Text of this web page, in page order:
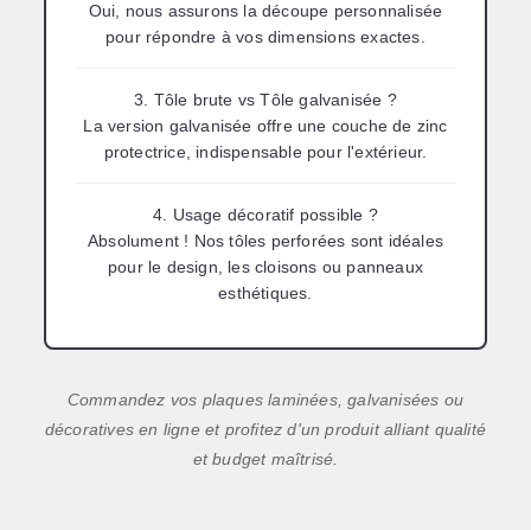
Oui, nous assurons la découpe personnalisée
pour répondre à vos dimensions exactes.
3. Tôle brute vs Tôle galvanisée ?
La version galvanisée offre une couche de zinc
protectrice, indispensable pour l'extérieur.
4. Usage décoratif possible ?
Absolument ! Nos tôles perforées sont idéales
pour le design, les cloisons ou panneaux
esthétiques.
Commandez vos plaques laminées, galvanisées ou
décoratives en ligne et profitez d'un produit alliant qualité
et budget maîtrisé.